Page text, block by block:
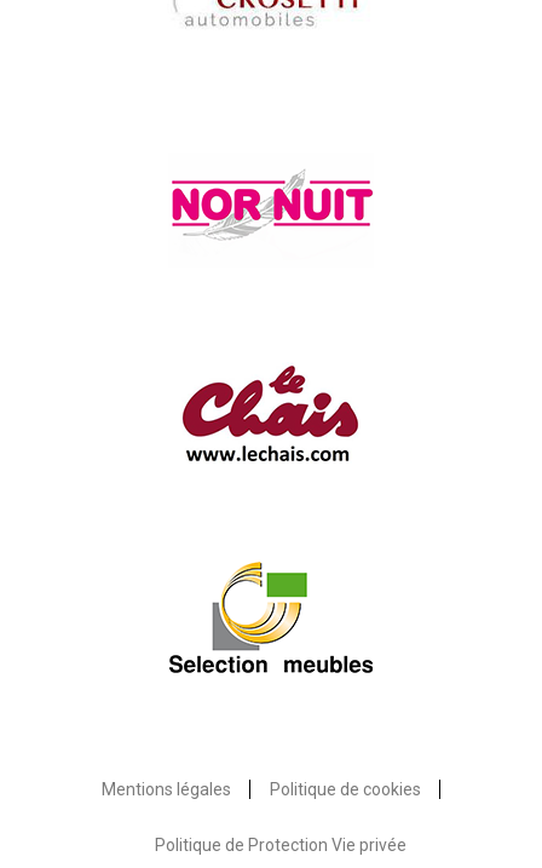
Mentions légales Politique de cookies
Politique de Protection Vie privée